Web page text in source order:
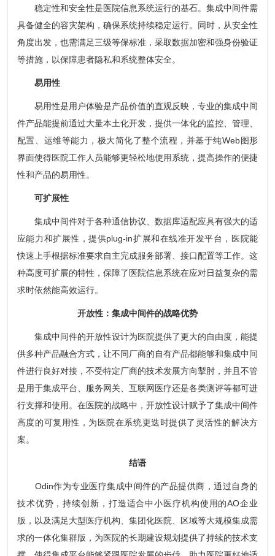
稳定性和安全性是医院信息系统运行的基石。集成中间件需
具备健全的容灾架构，确保系统持续稳定运行。同时，从安全性
角度出发，也需满足三级等保标准，采取数据加密和强身份验证
等措施，以保障患者隐私和系统整体安全。
易用性
易用性是用户体验是产品价值的直观反映，专业的集成中间
件产品能提前通过大量本土化开发，提供一体化的监控、管理、
配置、运维等能力，极大简化了整个流程，并基于纯Web图形
界面使得医院工作人员能够更轻松地使用系统，提高操作的便捷
性和产品的易用性。
可扩展性
集成中间件对于各种通信协议、数据库适配应具有强大的适
应能力和扩展性，提供plug-in扩展和在线准开发平台，医院能
快速上手根据标准要求自主完成服务部署、接口配置等工作。这
种高度可扩展的特性，保障了医院信息系统在应对日益复杂的需
求时依然能高效运行。
开放性：集成中间件的战略优势
集成中间件的开放性设计为医院提供了更大的自由度，能提
供多种产品融合方式，让不同厂商的自有产品都能够和集成中间
件进行良好对接，不受特定厂商的技术发展方向掣肘，并且不管
是用于集成平台、服务网关、互联网医疗还是各类测评等都可进
行支撑和使用。在医院的战略中，开放性设计赋予了集成中间件
高度的可复用性，为医院在系统更迭时提供了灵活性的解决方
案。
结语
Odin作为专业医疗集成中间件的产品提供商，通过自身的
技术优势，持续创新，打造适合中小医疗机构使用的AO企业
版，以及满足大型医疗机构、集团化医院、区域等大规模集成需
求的一体化集群版，为医院的长期建设规划提供了持续的技术支